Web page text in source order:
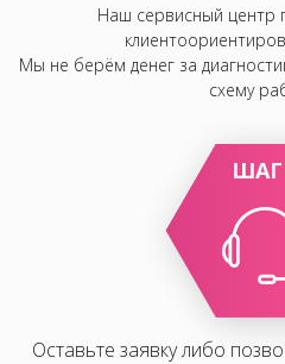
Наш сервисный центр
Мы не берём денег за
схему
ШАГ
Оставьте заявку либо